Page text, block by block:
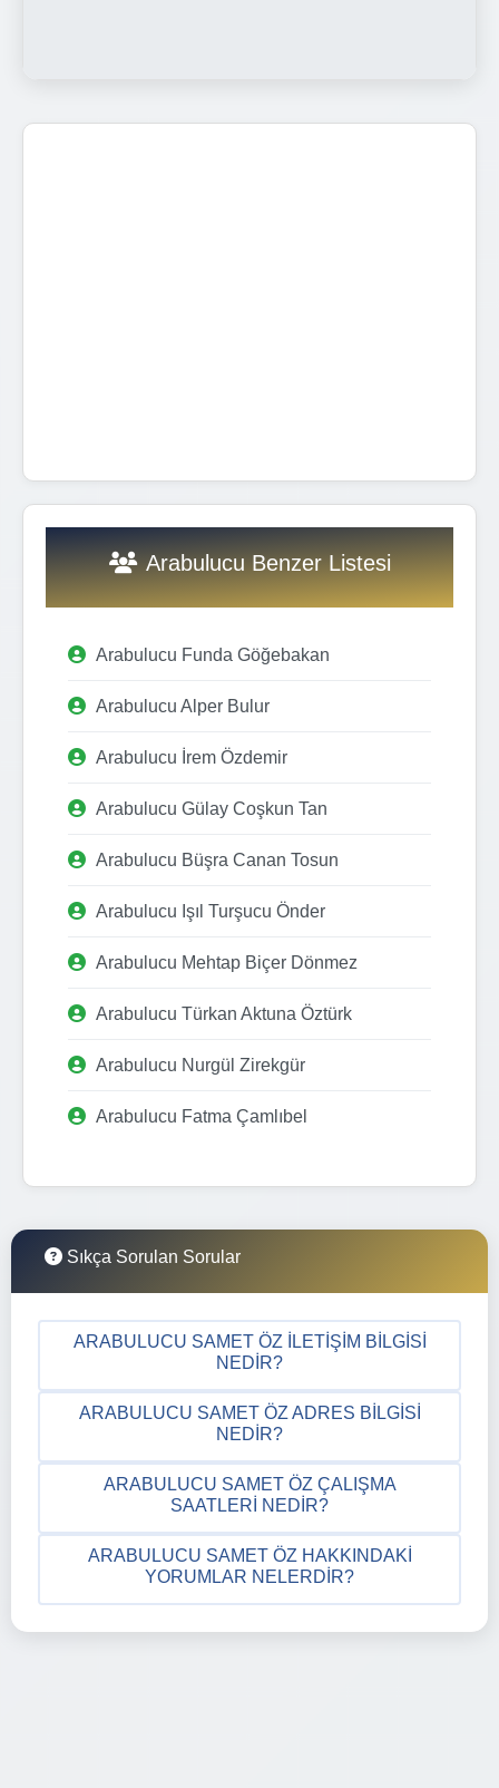
Arabulucu Benzer Listesi
Arabulucu Funda Göğebakan
Arabulucu Alper Bulur
Arabulucu İrem Özdemir
Arabulucu Gülay Coşkun Tan
Arabulucu Büşra Canan Tosun
Arabulucu Işıl Turşucu Önder
Arabulucu Mehtap Biçer Dönmez
Arabulucu Türkan Aktuna Öztürk
Arabulucu Nurgül Zirekgür
Arabulucu Fatma Çamlıbel
Sıkça Sorulan Sorular
ARABULUCU SAMET ÖZ İLETIŞIM BILGISI
NEDIR?
ARABULUCU SAMET ÖZ ADRES BILGISI
NEDIR?
ARABULUCU SAMET ÖZ ÇALIŞMA
SAATLERI NEDIR?
ARABULUCU SAMET ÖZ HAKKINDAKI
YORUMLAR NELERDIR?